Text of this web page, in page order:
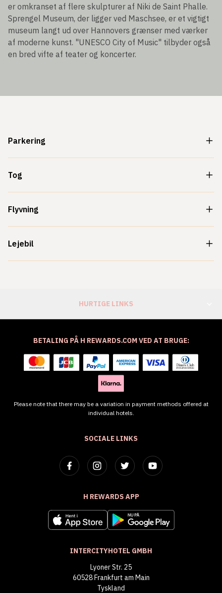
er omkranset af flere skulpturer af Niki de Saint Phalle.
Sprengel Museum, der ligger ved Maschsee, er et vigtigt
museum langt ud over Hannovers grænser med værker
af moderne kunst. "UNESCO City of Music" tilbyder også
en bred vifte af teater og koncerter.
Parkering
Tog
Flyvning
Lejebil
HURTIGE LINKS
SOCIALE LINKS
H REWARDS APP
INTERCITYHOTEL GMBH
Lyoner Str. 25
60528 Frankfurt am Main
Tyskland
BETALING PÅ H REWARDS.COM VED AT BRUGE:
Please note that there may be a variation in payment methods offered at
individual hotels.